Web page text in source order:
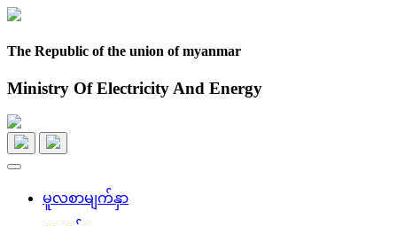
The Republic of the union of myanmar
Ministry Of Electricity And Energy
Toggle
မူလစာမျက်နှာ